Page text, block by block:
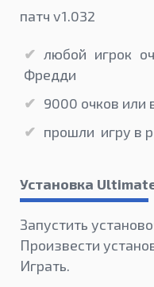
патч v1.032
любой игрок
Фредди
9000 очков
прошли игру в
Установка
Запустить
Произвести
Играть.